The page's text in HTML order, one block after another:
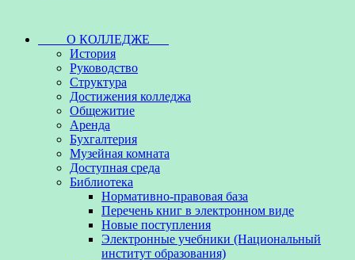
О КОЛЛЕДЖЕ
История
Руководство
Структура
Достижения колледжа
Общежитие
Аренда
Бухгалтерия
Музейная комната
Доступная среда
Библиотека
Нормативно-правовая база
Перечень книг в электронном виде
Новые поступления
Электронные учебники (Национальный
институт образования)